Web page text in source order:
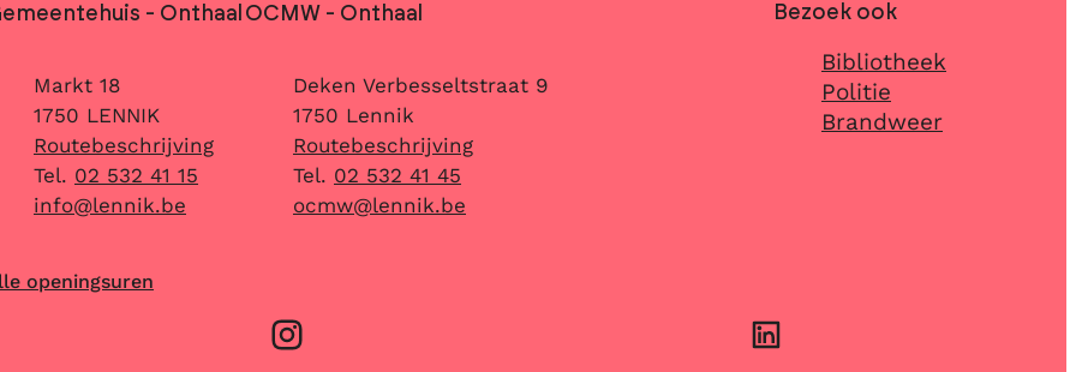
& openingsuren
- Onthaal
Markt 18
,1750 LENNIK
Routebeschrijving
02 532 41 15
mailinfo@lennik.be
OCMW - Onthaal
AdresDeken Verbesseltstraat 9
,1750 Lennik
Routebeschrijving
02 532 41 45
E-mailocmw@lennik.be
openingsuren
Bezoek ook
Bibliotheek
Politie
Brandweer